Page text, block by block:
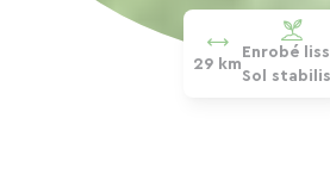
29 km
Enrobé
Sol